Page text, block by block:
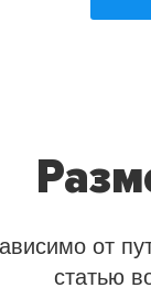
от
статью